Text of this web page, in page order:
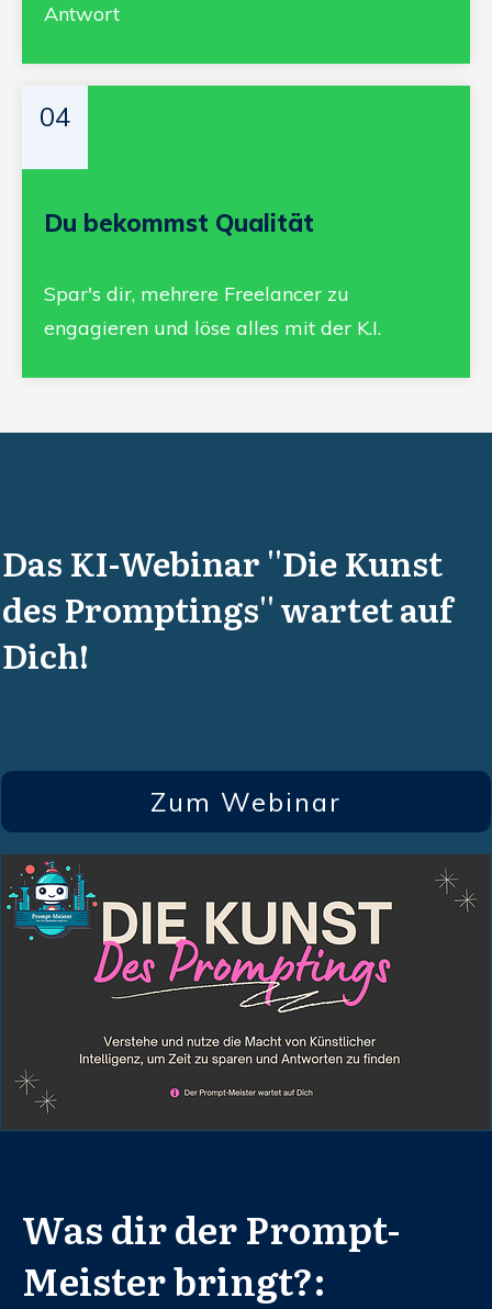
Antwort
04
Du bekommst Qualität
Spar's dir, mehrere Freelancer zu
engagieren und löse alles mit der K.I.
Das KI-Webinar ''Die Kunst
des Promptings'' wartet auf
Dich!
Zum Webinar
Was dir der Prompt-
Meister bringt?: